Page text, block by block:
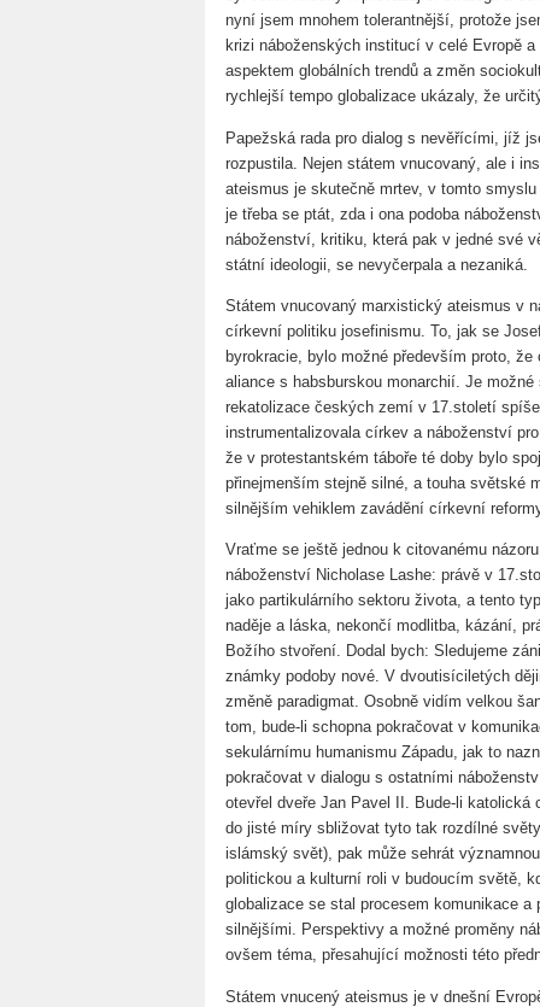
nyní jsem mnohem tolerantnější, protože
krizi náboženských institucí v celé Evropě
aspektem globálních trendů a změn
rychlejší tempo globalizace ukázaly, že
Papežská rada pro dialog s nevěřícími, jíž
rozpustila. Nejen státem vnucovaný, ale i
ateismus je skutečně mrtev, v tomto
je třeba se ptát, zda i ona podoba
náboženství, kritiku, která pak v jedné své
státní ideologii, se nevyčerpala a nezaniká.
Státem vnucovaný marxistický ateismus v
církevní politiku josefinismu. To, jak se
byrokracie, bylo možné především proto,
aliance s habsburskou monarchií. Je
rekatolizace českých zemí v 17.století
instrumentalizovala církev a náboženství
že v protestantském táboře té doby bylo
přinejmenším stejně silné, a touha světské
silnějším vehiklem zavádění církevní
Vraťme se ještě jednou k citovanému
náboženství Nicholase Lashe: právě v
jako partikulárního sektoru života, a tento
naděje a láska, nekončí modlitba, kázání,
Božího stvoření. Dodal bych: Sledujeme
známky podoby nové. V dvoutisíciletých
změně paradigmat. Osobně vidím velkou
tom, bude-li schopna pokračovat v
sekulárnímu humanismu Západu, jak to
pokračovat v dialogu s ostatními
otevřel dveře Jan Pavel II. Bude-li
do jisté míry sbližovat tyto tak rozdílné
islámský svět), pak může sehrát
politickou a kulturní roli v budoucím světě,
globalizace se stal procesem komunikace
silnějšími. Perspektivy a možné proměny
ovšem téma, přesahující možnosti této
Státem vnucený ateismus je v dnešní